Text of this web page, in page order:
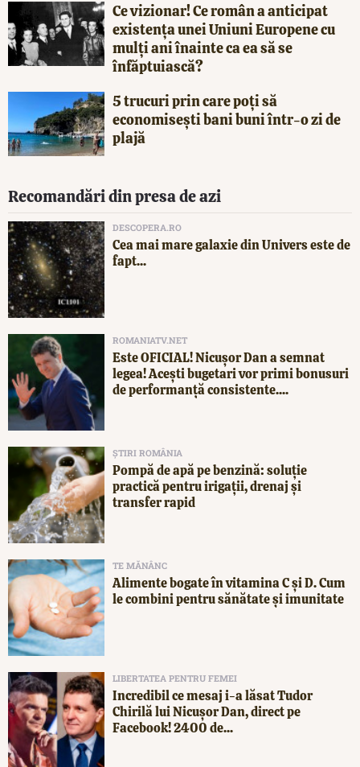
Ce vizionar! Ce român a anticipat
existența unei Uniuni Europene cu
mulți ani înainte ca ea să se
înfăptuiască?
5 trucuri prin care poți să
economisești bani buni într-o zi de
plajă
Recomandări din presa de azi
DESCOPERA.RO
Cea mai mare galaxie din Univers este de
fapt...
ROMANIATV.NET
Este OFICIAL! Nicușor Dan a semnat
legea! Acești bugetari vor primi bonusuri
de performanță consistente....
ȘTIRI ROMÂNIA
Pompă de apă pe benzină: soluție
practică pentru irigații, drenaj și
transfer rapid
TE MĂNÂNC
Alimente bogate în vitamina C și D. Cum
le combini pentru sănătate și imunitate
LIBERTATEA PENTRU FEMEI
Incredibil ce mesaj i-a lăsat Tudor
Chirilă lui Nicușor Dan, direct pe
Facebook! 2400 de...